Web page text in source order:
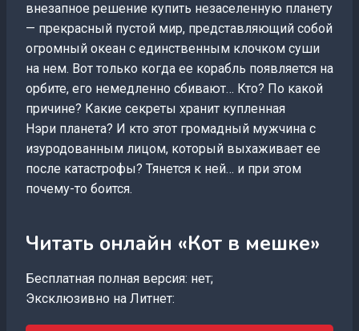
внезапное решение купить незаселенную планету
— прекрасный пустой мир, представляющий собой
огромный океан с единственным клочком суши
на нем. Вот только когда ее корабль появляется на
орбите, его немедленно сбивают… Кто? По какой
причине? Какие секреты хранит купленная
Нэри планета? И кто этот громадный мужчина с
изуродованным лицом, который выхаживает ее
после катастрофы? Тянется к ней… и при этом
почему-то боится.
Читать онлайн «Кот в мешке»
Бесплатная полная версия: нет;
Эксклюзивно на Литнет: